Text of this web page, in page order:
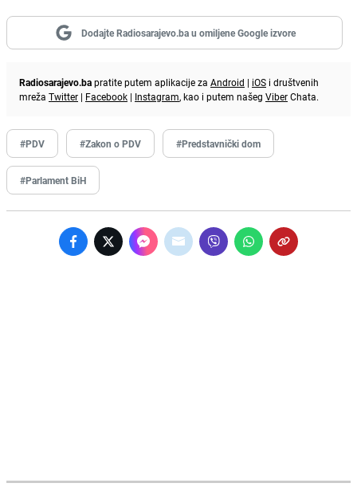
Dodajte Radiosarajevo.ba u omiljene Google izvore
Radiosarajevo.bapratite putem aplikacije za Android | iOS i društvenih
mreža Twitter | Facebook | Instagram, kao i putem našeg ViberChata.
#PDV #Zakon o PDV #Predstavnički dom
#Parlament BiH